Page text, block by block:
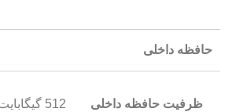
حافظه داخلی
ظرفیت حافظه داخلی 512 گیگابایت